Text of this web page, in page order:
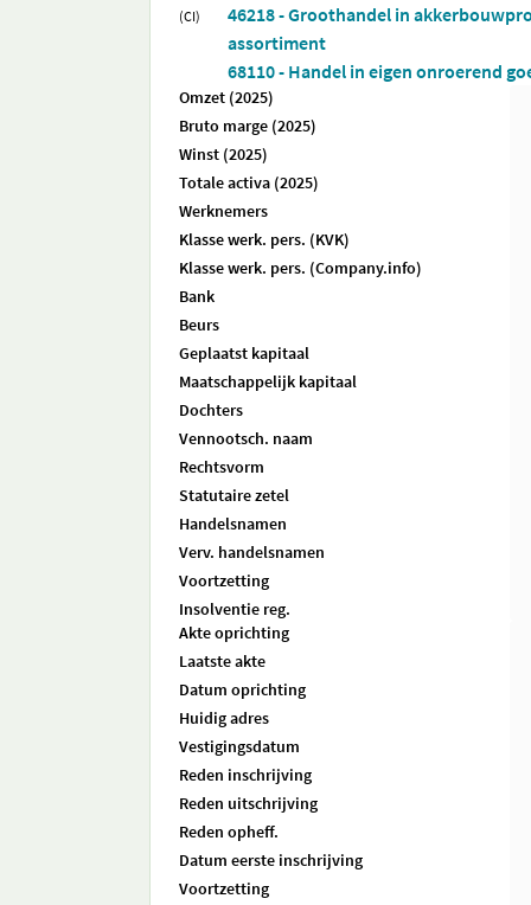
(CI)
46218 - Groothandel in
assortiment
68110 - Handel in eigen onroerend
Omzet (2025)
Bruto marge (2025)
Winst (2025)
Totale activa (2025)
Werknemers
Klasse werk. pers. (KVK)
Klasse werk. pers. (Company.info)
Bank
Beurs
Geplaatst kapitaal
Maatschappelijk kapitaal
Dochters
Vennootsch. naam
Rechtsvorm
Statutaire zetel
Handelsnamen
Verv. handelsnamen
Voortzetting
Insolventie reg.
Akte oprichting
Laatste akte
Datum oprichting
Huidig adres
Vestigingsdatum
Reden inschrijving
Reden uitschrijving
Reden opheff.
Datum eerste inschrijving
Voortzetting